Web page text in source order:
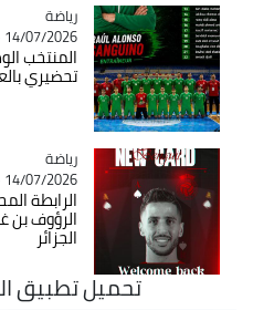
Catégorie
رياضة
14/07/2026 - 21:36
المنتخب
تحضيري
Catégorie
رياضة
14/07/2026 - 11:05
الرابطة
الرؤوف بن
الجزائر
تحميل تطبيق